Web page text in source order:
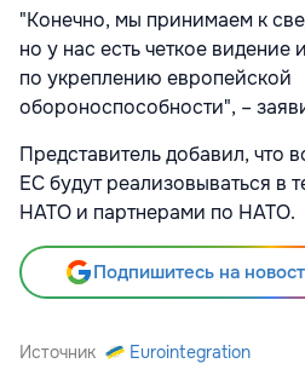
"Конечно, мы принимаем к
но у нас есть четкое
по укреплению европейской
обороноспособности", –
Представитель добавил, что
ЕС будут реализовываться в
НАТО и партнерами по НАТО.
Подпишитесь на
Источник Eurointegration